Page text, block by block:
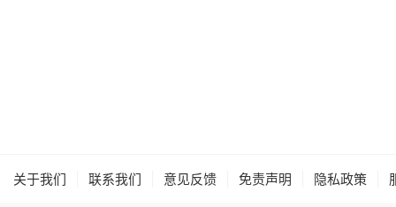
关于我们 联系我们 意见反馈 免责声明 隐私政策